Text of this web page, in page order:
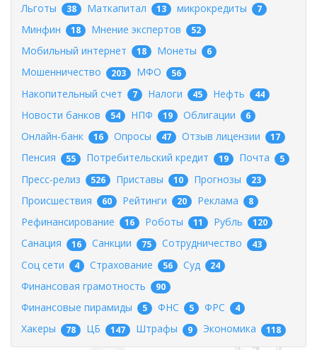
Льготы 38 Маткапитал 13 микрокредиты 7
Минфин 18 Мнение экспертов 52
Мобильный интернет 18 Монеты 6
Мошенничество 203 МФО 56
Накопительный счет 7 Налоги 45 Нефть 44
Новости банков 54 НПФ 19 Облигации 6
Онлайн-банк 16 Опросы 47 Отзыв лицензии 17
Пенсия 55 Потребительский кредит 19 Почта 5
Пресс-релиз 526 Приставы 10 Прогнозы 23
Происшествия 60 Рейтинги 20 Реклама 8
Рефинансирование 16 Роботы 11 Рубль 120
Санация 16 Санкции 75 Сотрудничество 43
Соц сети 4 Страхование 56 Суд 24
Финансовая грамотность 90
Финансовые пирамиды 5 ФНС 5 ФРС 4
Хакеры 78 ЦБ 147 Штрафы 9 Экономика 118